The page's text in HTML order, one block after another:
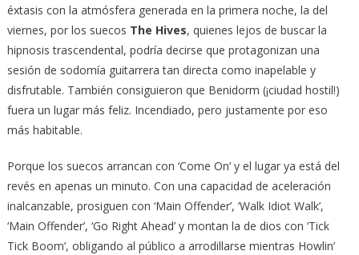
éxtasis con la atmósfera generada en la primera noche, la del
viernes, por los suecos The Hives, quienes lejos de buscar la
hipnosis trascendental, podría decirse que protagonizan una
sesión de sodomía guitarrera tan directa como inapelable y
disfrutable. También consiguieron que Benidorm (¡ciudad hostil!)
fuera un lugar más feliz. Incendiado, pero justamente por eso
más habitable.
Porque los suecos arrancan con ‘Come On’ y el lugar ya está del
revés en apenas un minuto. Con una capacidad de aceleración
inalcanzable, prosiguen con ‘Main Offender’, ‘Walk Idiot Walk’,
‘Main Offender’, ‘Go Right Ahead’ y montan la de dios con ‘Tick
Tick Boom’, obligando al público a arrodillarse mientras Howlin’